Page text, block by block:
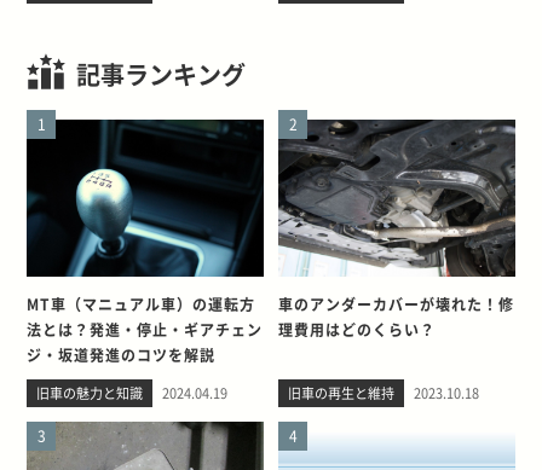
記事ランキング
1
MT車（マニュアル車）の運転方
法とは？発進・停止・ギアチェン
ジ・坂道発進のコツを解説
旧車の魅力と知識 2024.04.19
2
車のアンダーカバーが壊れた！修
理費用はどのくらい？
旧車の再生と維持 2023.10.18
3 4